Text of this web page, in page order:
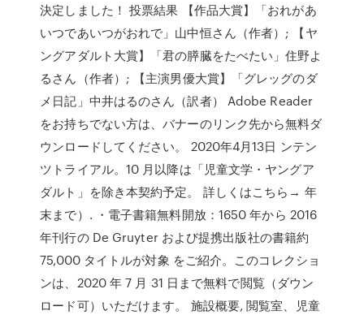
決定しました！ 投票結果 【作品大賞】「おれがあ
いつであいつがおれで」山中恒さん（作者）; 【ヤ
ングアダルト大賞】「君の膵臓をたべたい」住野よ
るさん（作者）; 【主演男優大賞】「グレッグのダ
メ日記」中井はるのさん（訳者） Adobe Reader
をお持ちでない方は、バナーのリンク先から無料ダ
ウンロードしてください。 2020年4月13日 ンテン
ツトライアル。10 月以降は「児童文学・ヤングア
ダルト」を除き本契約予定。 詳しくはこちら→ 年
末まで）. ・電子書籍無料開放：1650 年から 2016
年刊行の De Gruyter および提携出版社の書籍約
75,000 タイトルが対象 をご紹介。このコレクショ
ンは、2020 年 7 月 31 日まで無料で閲覧（ダウン
ロード可）いただけます。 施設概要, 閲覧室、児童